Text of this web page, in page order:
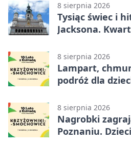
8 sierpnia 2026
Tysiąc świec i
Jacksona.
8 sierpnia 2026
Lampart,
podróż dla
8 sierpnia 2026
Nagrobki
Poznaniu.